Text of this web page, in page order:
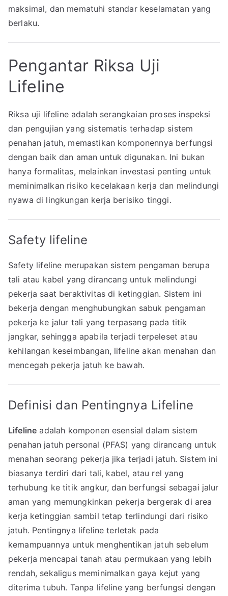
maksimal, dan mematuhi standar keselamatan yang
berlaku.
Pengantar Riksa Uji
Lifeline
Riksa uji lifeline adalah serangkaian proses inspeksi
dan pengujian yang sistematis terhadap sistem
penahan jatuh, memastikan komponennya berfungsi
dengan baik dan aman untuk digunakan. Ini bukan
hanya formalitas, melainkan investasi penting untuk
meminimalkan risiko kecelakaan kerja dan melindungi
nyawa di lingkungan kerja berisiko tinggi.
Safety lifeline
Safety lifeline merupakan sistem pengaman berupa
tali atau kabel yang dirancang untuk melindungi
pekerja saat beraktivitas di ketinggian. Sistem ini
bekerja dengan menghubungkan sabuk pengaman
pekerja ke jalur tali yang terpasang pada titik
jangkar, sehingga apabila terjadi terpeleset atau
kehilangan keseimbangan, lifeline akan menahan dan
mencegah pekerja jatuh ke bawah.
Definisi dan Pentingnya Lifeline
Lifeline adalah komponen esensial dalam sistem
penahan jatuh personal (PFAS) yang dirancang untuk
menahan seorang pekerja jika terjadi jatuh. Sistem ini
biasanya terdiri dari tali, kabel, atau rel yang
terhubung ke titik angkur, dan berfungsi sebagai jalur
aman yang memungkinkan pekerja bergerak di area
kerja ketinggian sambil tetap terlindungi dari risiko
jatuh. Pentingnya lifeline terletak pada
kemampuannya untuk menghentikan jatuh sebelum
pekerja mencapai tanah atau permukaan yang lebih
rendah, sekaligus meminimalkan gaya kejut yang
diterima tubuh. Tanpa lifeline yang berfungsi dengan